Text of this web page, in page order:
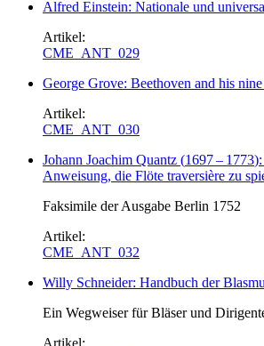
Alfred Einstein: Nationale und
Artikel:
CME_ANT_029
George Grove: Beethoven and his
Artikel:
CME_ANT_030
Johann Joachim Quantz (1697– 1773)
Anweisung, die Flöte traversière zu
Faksimile der Ausgabe Berlin 1752
Artikel:
CME_ANT_032
Willy Schneider: Handbuch der
Ein Wegweiser für Bläser und